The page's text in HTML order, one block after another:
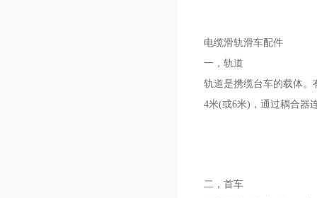
电缆滑轨滑车配件
一，轨道
轨道是携缆台车的载体。
4米(或6米)，通过耦合器
二，首车